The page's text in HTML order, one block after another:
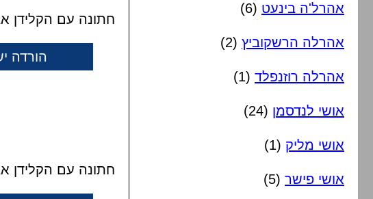
חתונה עם הקלידן
הורדה
חתונה עם הקלידן
אהרל'ה בינעט (6)
אהרלה הרשקוביץ (2)
אהרלה רוזנפלד (1)
אושי לנדסמן (24)
אושי מליק (1)
אושי פישר (5)